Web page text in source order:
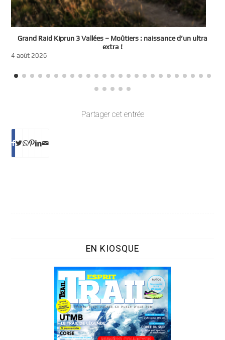
Grand Raid Kiprun 3 Vallées – Moûtiers : naissance d’un ultra
extra !
4 août 2026
Partager cet entrée
EN KIOSQUE